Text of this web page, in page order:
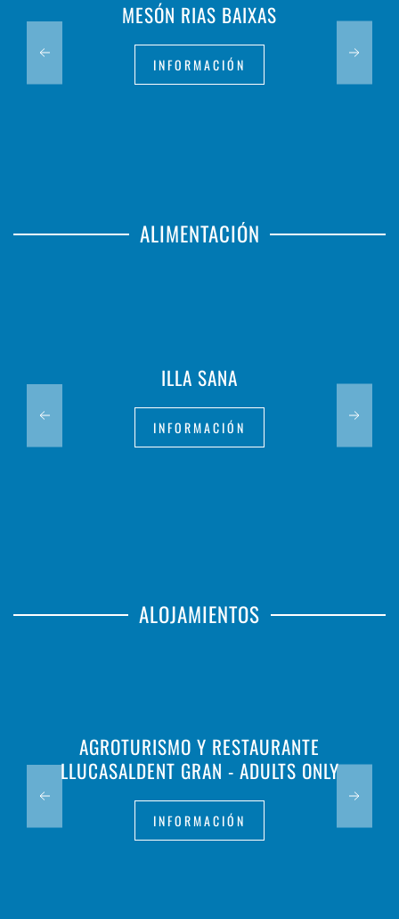
MESÓN RIAS BAIXAS
INFORMACIÓN
ALIMENTACIÓN
ILLA SANA
INFORMACIÓN
ALOJAMIENTOS
AGROTURISMO Y RESTAURANTE
LLUCASALDENT GRAN - ADULTS ONLY
INFORMACIÓN